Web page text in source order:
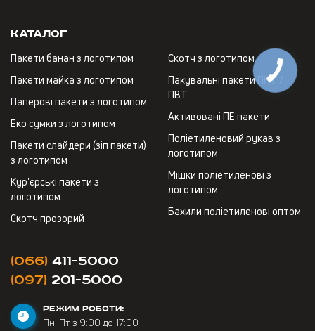
Каталог
Пакети банан з логотипом
Пакети майка з логотипом
Паперові пакети з логотипом
Еко сумки з логотипом
Пакети слайдери (зіп пакети)
з логотипом
Кур'єрські пакети з
логотипом
Скотч прозорий
Скотч з логотипом
Пакувальні пакети ПНТ /
ПВТ
Активовані ПЕ пакети
Поліетиленовий рукав з
логотипом
Мішки поліетиленові з
логотипом
Бахили поліетиленові оптом
(066) 411-5000
(097) 201-5000
РЕЖИМ РОБОТИ:
Пн-Пт з 9:00 до 17:00